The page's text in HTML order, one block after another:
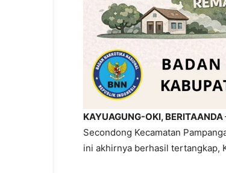
KAYUAGUNG-OKI, BERITAANDA
Secondong Kecamatan
ini akhirnya berhasil tertangkap,